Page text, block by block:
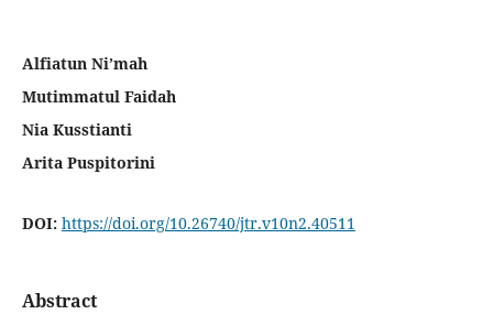
Alfiatun Ni’mah
Mutimmatul Faidah
Nia Kusstianti
Arita Puspitorini
DOI: https://doi.org/10.26740/jtr.v10n2.40511
Abstract